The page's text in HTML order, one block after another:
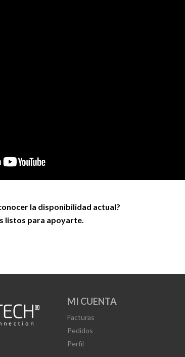
la disponibilidad actual?
listos para apoyarte.
MI CUENTA
Facturas
Pedidos
Perfil